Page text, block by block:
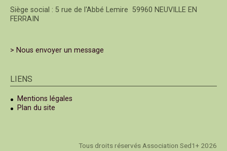
Siège social : 5 rue de l'Abbé Lemire 59960 NEUVILLE EN
FERRAIN
> Nous envoyer un message
LIENS
Mentions légales
Plan du site
Tous droits réservés Association Sed1+ 2026